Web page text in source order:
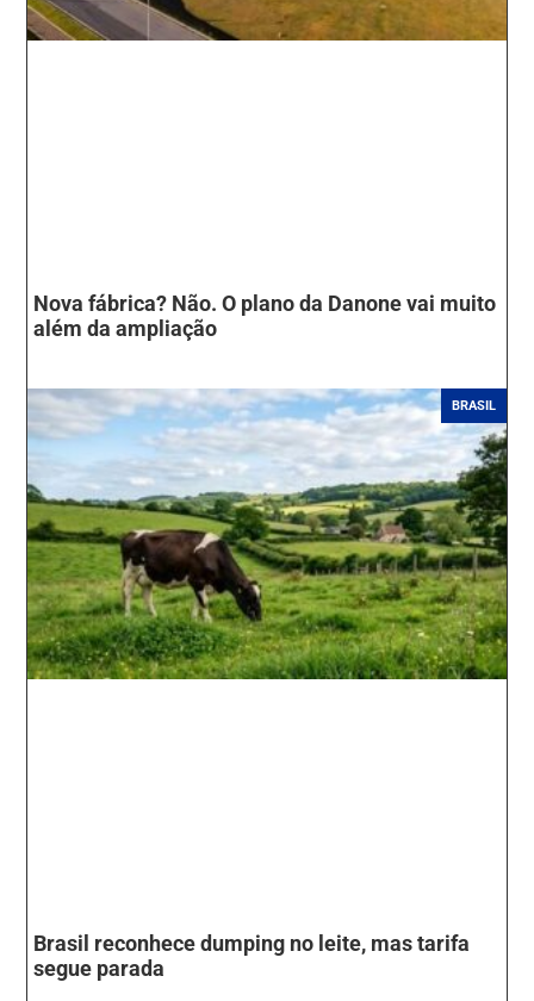
Nova fábrica? Não. O plano da Danone vai muito
além da ampliação
BRASIL
Brasil reconhece dumping no leite, mas tarifa
segue parada